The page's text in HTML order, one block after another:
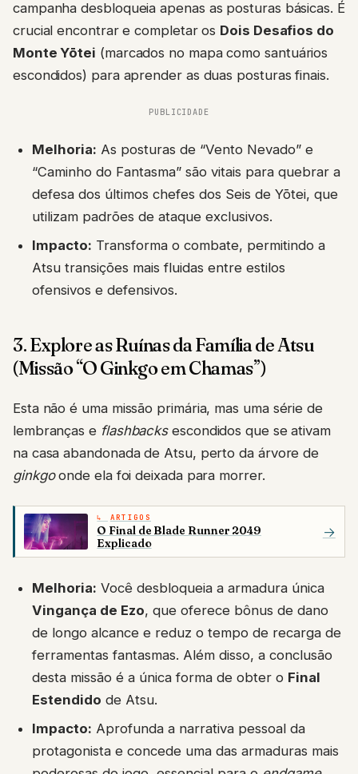
campanha desbloqueia apenas as posturas básicas. É
crucial encontrar e completar os Dois Desafios do
Monte Yōtei (marcados no mapa como santuários
escondidos) para aprender as duas posturas finais.
PUBLICIDADE
Melhoria: As posturas de “Vento Nevado” e
“Caminho do Fantasma” são vitais para quebrar a
defesa dos últimos chefes dos Seis de Yōtei, que
utilizam padrões de ataque exclusivos.
Impacto: Transforma o combate, permitindo a
Atsu transições mais fluidas entre estilos
ofensivos e defensivos.
3. Explore as Ruínas da Família de Atsu
(Missão “O Ginkgo em Chamas”)
Esta não é uma missão primária, mas uma série de
lembranças e flashbacksescondidos que se ativam
na casa abandonada de Atsu, perto da árvore de
ginkgoonde ela foi deixada para morrer.
ARTIGOS
O Final de Blade Runner 2049
Explicado
→
Melhoria: Você desbloqueia a armadura única
Vingança de Ezo, que oferece bônus de dano
de longo alcance e reduz o tempo de recarga de
ferramentas fantasmas. Além disso, a conclusão
desta missão é a única forma de obter o Final
Estendido de Atsu.
Impacto: Aprofunda a narrativa pessoal da
protagonista e concede uma das armaduras mais